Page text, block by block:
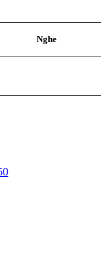
Nghe